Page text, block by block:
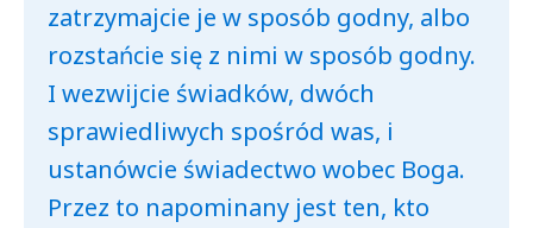
zatrzymajcie je w sposób godny, albo
rozstańcie się z nimi w sposób godny.
I wezwijcie świadków, dwóch
sprawiedliwych spośród was, i
ustanówcie świadectwo wobec Boga.
Przez to napominany jest ten, kto